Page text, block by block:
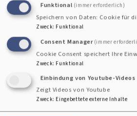
Prävention
Funktional (immer erforderlich)
Speichern von Daten: Cookie für
Zweck: Funktional
Consent Manager (immer
Cookie Consent speichert Ihre
Zweck: Funktional
Einbindung von Youtube-Videos
Zeigt Videos von Youtube
Zweck: Eingebettete externe Inhalte